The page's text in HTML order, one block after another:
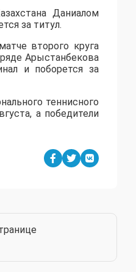
Даниалом
за титул.
второго круга
Арыстанбекова
и поборется за
теннисного
а победители